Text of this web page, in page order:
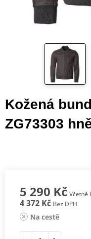
Kožená
ZG73303
5 290 Kč Včetně
4 372 Kč Bez DPH
Na cestě